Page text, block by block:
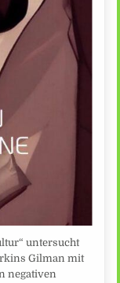
untersucht
Gilman mit
negativen